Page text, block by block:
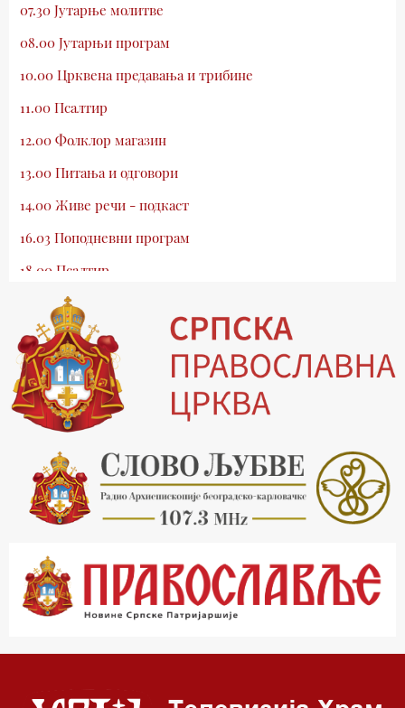
07.30 Јутарње молитве
08.00 Јутарњи програм
10.00 Црквена предавања и трибине
11.00 Псалтир
12.00 Фолклор магазин
13.00 Питања и одговори
14.00 Живе речи - подкаст
16.03 Поподневни програм
18.00 Псалтир
19.03 Млади у Цркви
19.30 Вечерње молитве
20.00 Вести из Цркве
20.15 Реч архијереја
20.30 Хроника Архиепископије
21.03 Врлинослов
22.03 Црквена предавања и трибине
23.00 Питања и одговори
00.03 Црквена предавања и трибине
01.03 Живе речи - подкаст